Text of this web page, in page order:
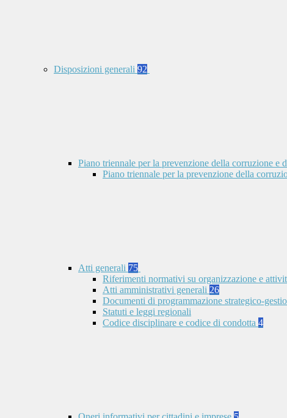
Disposizioni generali 92
Piano triennale per la prevenzione della corruzione e
Piano triennale per la prevenzione della
Atti generali 75
Riferimenti normativi su organizzazione e
Atti amministrativi generali 26
Documenti di programmazione strategico-
Statuti e leggi regionali
Codice disciplinare e codice di condotta 4